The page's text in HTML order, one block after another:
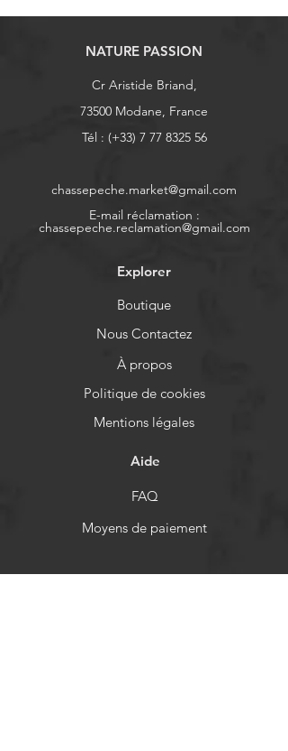
NATURE PASSION
Cr Aristide Briand,
73500 Modane, France
Tél : (+33) 7 77 8325 56
chassepeche.market@gmail.com
E-mail réclamation :
chassepeche.reclamation@gmail.com
Explorer
Boutique
Nous Contactez
À propos
Politique de cookies
Mentions légales
Aide
FAQ
Moyens de paiement